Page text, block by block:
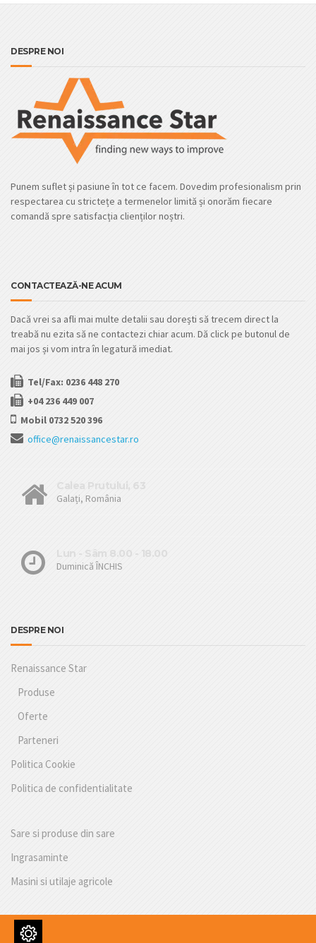
DESPRE NOI
Punem suflet și pasiune în tot ce facem. Dovedim profesionalism prin
respectarea cu strictețe a termenelor limită și onorăm fiecare
comandă spre satisfacția clienților noștri.
CONTACTEAZĂ-NE ACUM
Dacă vrei sa afli mai multe detalii sau dorești să trecem direct la
treabă nu ezita să ne contactezi chiar acum. Dă click pe butonul de
mai jos și vom intra în legatură imediat.
Tel/Fax: 0236 448 270
+04 236 449 007
Mobil 0732 520 396
office@renaissancestar.ro
Galați, România
Duminică ÎNCHIS
DESPRE NOI
Renaissance Star
Produse
Oferte
Parteneri
Politica Cookie
Politica de confidentialitate
Sare si produse din sare
Ingrasaminte
Masini si utilaje agricole